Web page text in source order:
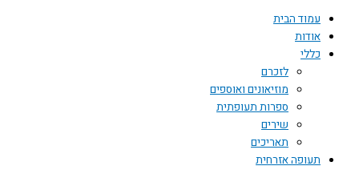
עמוד הבית
אודות
כללי
לזכרם
מוזיאונים ואוספים
ספרות תעופתית
שירים
תאריכים
תעופה אזרחית